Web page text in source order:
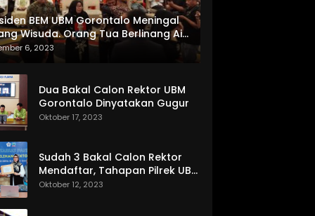
BEM UBM Gorontalo Meningal
Wisuda. Orang Tua Berlinang Air
Menerima SKL dan Pemasangan
6, 2023
Dua Bakal Calon Rektor UBM
Gorontalo Dinyatakan Gugur
Oktober 17, 2023
Sudah 3 Bakal Calon Rektor
Mendaftar, Tahapan Pilrek UBM
Gorontalo Makin Seru
Oktober 12, 2023